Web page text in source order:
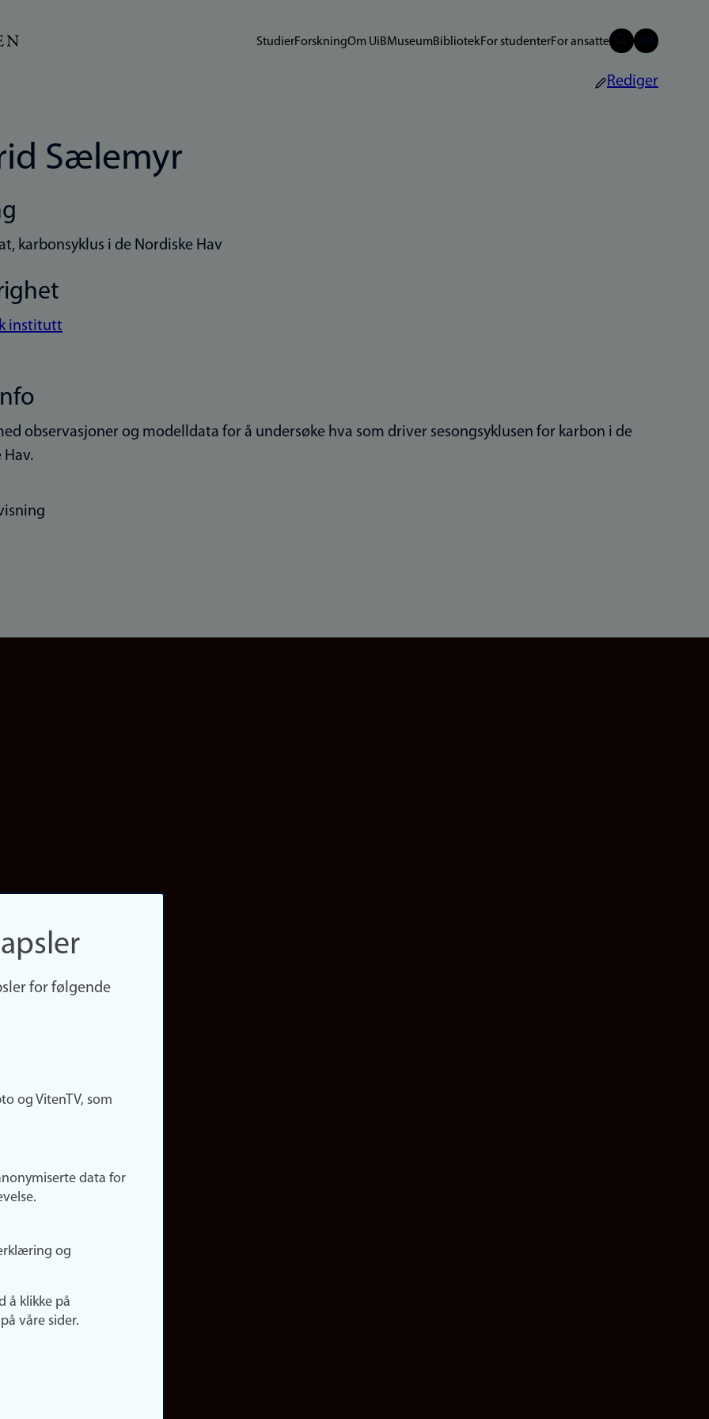
StudierForskningOm UiBMuseumBibliotekFor studenterFor ansatte
Rediger
Sælemyr
karbonsyklus i de Nordiske Hav
institutt
observasjoner og modelldata for å undersøke hva som driver sesongsyklusen for karbon i de
Hav.
for følgende
og VitenTV, som
data for
og
å klikke på
våre sider.